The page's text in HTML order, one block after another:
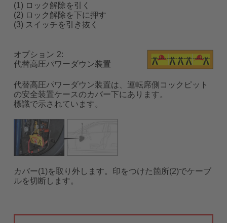
(1) ロック解除を引く
(2) ロック解除を下に押す
(3) スイッチを引き抜く
オプション
代替高圧パワーダウン装置
代替高圧パワーダウン装置は、運転席側コックピット
の安全装置ケースのカバー下にあります。
標識で示されています。
カバー(1)を取り外します。印をつけた箇所(2)でケーブ
ルを切断します。